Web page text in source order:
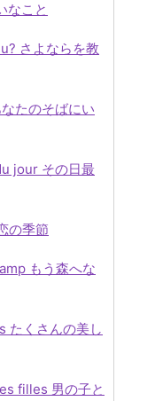
なこと
さよならを教
たのそばにい
jour その日最
の季節
もう森へな
たくさんの美し
filles 男の子と